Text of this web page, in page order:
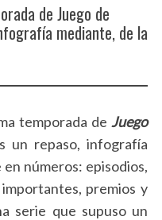
de Juego de
mediante, de la
temporada de Juego
un repaso, infografía
números: episodios,
premios y
serie que supuso un